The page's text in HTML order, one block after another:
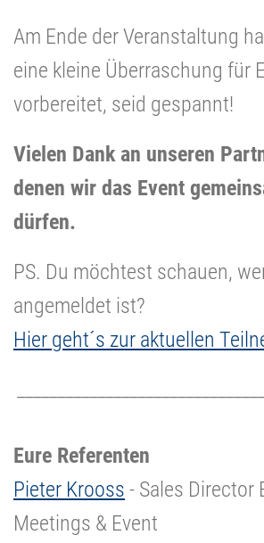
Am Ende der Veranstaltung
eine kleine Überraschung für
vorbereitet, seid gespannt!
Vielen Dank an unseren
denen wir das Event
dürfen.
PS. Du möchtest schauen,
angemeldet ist?
Hier geht´s zur aktuellen
Eure Referenten
Pieter Krooss - Sales Director
Meetings & Event